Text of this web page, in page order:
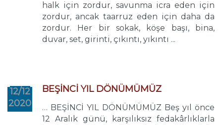
halk için zordur, savunma icra eden için
zordur, ancak taarruz eden için daha da
zordur. Her bir sokak, köşe başı, bina,
duvar, set, girinti, çıkıntı, yıkıntı ...
12/12
2020
BEŞİNCİ YIL DÖNÜMÜMÜZ
… BEŞİNCİ YIL DÖNÜMÜMÜZ Beş yıl önce
12 Aralık günü, karşılıksız fedakârlıklarla